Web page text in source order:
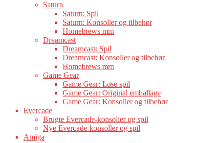
Saturn
Saturn: Spil
Saturn: Konsoller og tilbehør
Homebrews mm
Dreamcast
Dreamcast: Spil
Dreamcast: Konsoller og tilbehør
Homebrews mm
Game Gear
Game Gear: Løse spil
Game Gear: Original emballage
Game Gear: Konsoller og tilbehør
Evercade
Brugte Evercade-konsoller og spil
Nye Evercade-konsoller og spil
Amiga